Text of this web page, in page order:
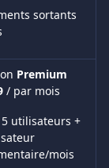
sortants
Premium
/ par mois
5 utilisateurs +
mois